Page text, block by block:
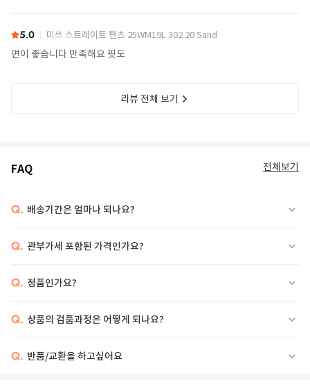
5.0 미쓰 스트레이트 팬츠 25WM19L 302 20 Sand
면이 좋습니다 만족해요 핏도
리뷰 전체 보기
FAQ 전체보기
Q. 배송기간은 얼마나 되나요?
Q. 관부가세 포함된 가격인가요?
Q. 정품인가요?
Q. 상품의 검품과정은 어떻게 되나요?
Q. 반품/교환을 하고싶어요